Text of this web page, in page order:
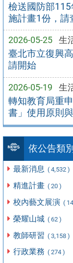
檢送國防部
施計畫1份，請
2026-05-25 生
臺北市立復興
請開始
2026-05-19 生
轉知教育局重
書」使用原則
依公告類
最新消息 ( 4,532 )
精進計畫 ( 20 )
校內藝文展演 (
榮耀山城 ( 62 )
教師研習 ( 3,158 )
行政業務 ( 274 )